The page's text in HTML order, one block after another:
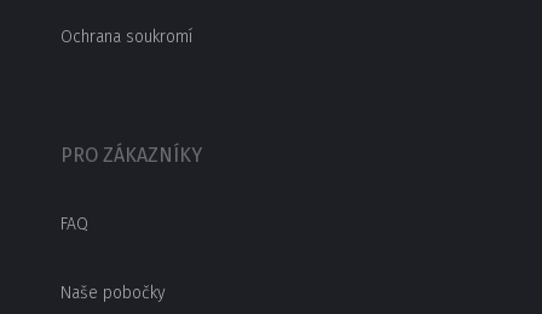
Ochrana soukromí
PRO ZÁKAZNÍKY
FAQ
Naše pobočky